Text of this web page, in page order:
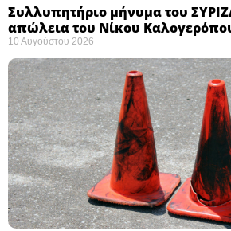
Συλλυπητήριο μήνυμα του
απώλεια του Νίκου
10 Αυγούστου 2026